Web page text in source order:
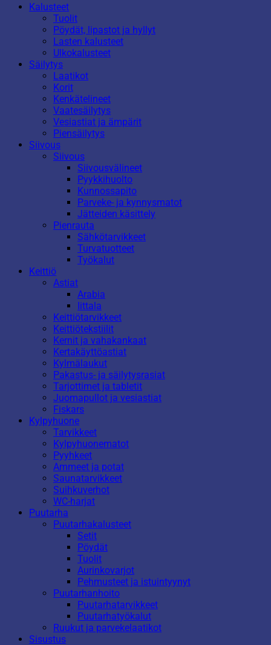
Kalusteet
Tuolit
Pöydät, lipastot ja hyllyt
Lasten kalusteet
Ulkokalusteet
Säilytys
Laatikot
Korit
Kenkätelineet
Vaatesäilytys
Vesiastiat ja ämpärit
Piensäilytys
Siivous
Siivous
Siivousvälineet
Pyykkihuolto
Kunnossapito
Parveke- ja kynnysmatot
Jätteiden käsittely
Pienrauta
Sähkötarvikkeet
Turvatuotteet
Työkalut
Keittiö
Astiat
Arabia
Iittala
Keittiötarvikkeet
Keittiötekstiilit
Kernit ja vahakankaat
Kertakäyttöastiat
Kylmälaukut
Pakastus- ja säilytysrasiat
Tarjottimet ja tabletit
Juomapullot ja vesiastiat
Fiskars
Kylpyhuone
Tarvikkeet
Kylpyhuonematot
Pyyhkeet
Ammeet ja potat
Saunatarvikkeet
Suihkuverhot
WC-harjat
Puutarha
Puutarhakalusteet
Setit
Pöydät
Tuolit
Aurinkovarjot
Pehmusteet ja istuintyynyt
Puutarhanhoito
Puutarhatarvikkeet
Puutarhatyökalut
Ruukut ja parvekelaatikot
Sisustus